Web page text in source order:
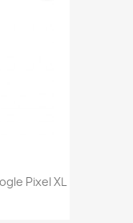
Pixel XL